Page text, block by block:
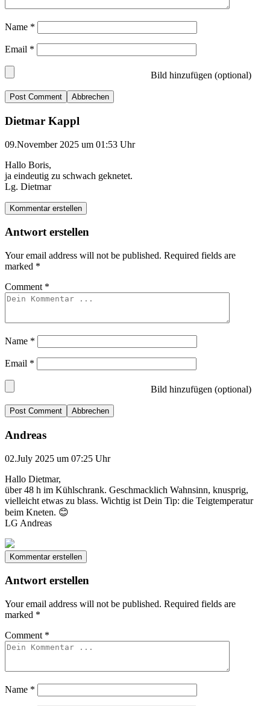
Name *
Email *
Bild hinzufügen (optional)
Abbrechen
Dietmar Kappl
09.November 2025 um 01:53 Uhr
Hallo Boris,
ja eindeutig zu schwach geknetet.
Lg. Dietmar
Kommentar erstellen
Antwort erstellen
Your email address will not be published. Required fields are
marked *
Comment *
Name *
Email *
Bild hinzufügen (optional)
Abbrechen
Andreas
02.July 2025 um 07:25 Uhr
Hallo Dietmar,
über 48 h im Kühlschrank. Geschmacklich Wahnsinn, knusprig,
vielleicht etwas zu blass. Wichtig ist Dein Tip: die Teigtemperatur
beim Kneten. 😊
LG Andreas
Kommentar erstellen
Antwort erstellen
Your email address will not be published. Required fields are
marked *
Comment *
Name *